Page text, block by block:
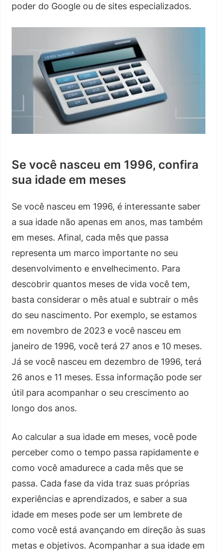
poder do Google ou de sites especializados.
Se você nasceu em 1996, confira
sua idade em meses
Se você nasceu em 1996, é interessante saber
a sua idade não apenas em anos, mas também
em meses. Afinal, cada mês que passa
representa um marco importante no seu
desenvolvimento e envelhecimento. Para
descobrir quantos meses de vida você tem,
basta considerar o mês atual e subtrair o mês
do seu nascimento. Por exemplo, se estamos
em novembro de 2023 e você nasceu em
janeiro de 1996, você terá 27 anos e 10 meses.
Já se você nasceu em dezembro de 1996, terá
26 anos e 11 meses. Essa informação pode ser
útil para acompanhar o seu crescimento ao
longo dos anos.
Ao calcular a sua idade em meses, você pode
perceber como o tempo passa rapidamente e
como você amadurece a cada mês que se
passa. Cada fase da vida traz suas próprias
experiências e aprendizados, e saber a sua
idade em meses pode ser um lembrete de
como você está avançando em direção às suas
metas e objetivos. Acompanhar a sua idade em